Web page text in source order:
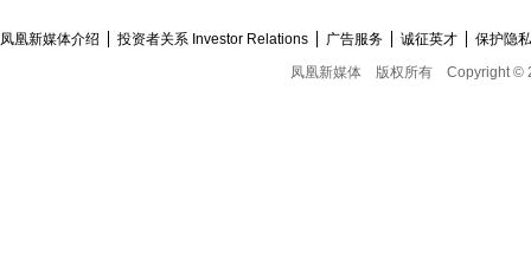
凤凰新媒体介绍 投资者关系 Investor Relations 广告服务 诚征英才
保护隐
凤凰新媒体
版权所有 Copyright ©